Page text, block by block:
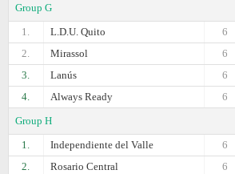
Group G
1.
L.D.U. Quito
6
2.
Mirassol
6
3.
Lanús
6
4.
Always Ready
6
Group H
1.
Independiente del Valle
6
2.
Rosario Central
6